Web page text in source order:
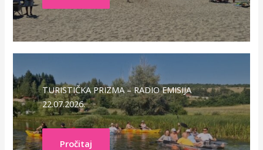
TURISTIČKA PRIZMA – RADIO EMISIJA
22.07.2026.
Pročitaj